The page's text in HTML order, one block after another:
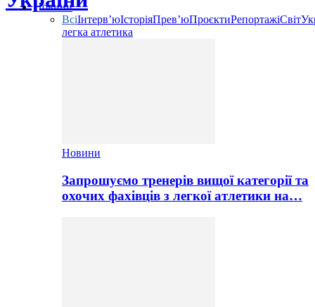
Новини
ВсіІнтерв’юІсторіяПрев’юПроєктиРепортажіСвіт
легка атлетика
Новини
Запрошуємо тренерів вищої категорії та
охочих фахівців з легкої атлетики на…